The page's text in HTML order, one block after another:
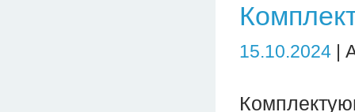
15.10.2024 |